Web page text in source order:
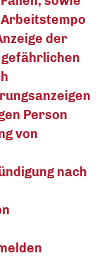
der
Person
von
nach